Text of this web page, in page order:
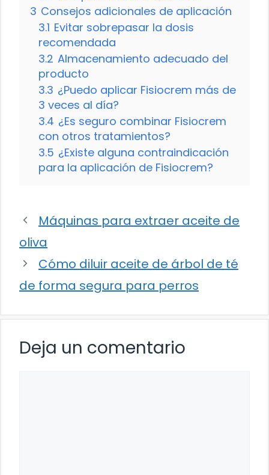
3 Consejos adicionales de aplicación
3.1 Evitar sobrepasar la dosis
recomendada
3.2 Almacenamiento adecuado del
producto
3.3 ¿Puedo aplicar Fisiocrem más de
3 veces al día?
3.4 ¿Es seguro combinar Fisiocrem
con otros tratamientos?
3.5 ¿Existe alguna contraindicación
para la aplicación de Fisiocrem?
Máquinas para extraer aceite de
oliva
Cómo diluir aceite de árbol de té
de forma segura para perros
Deja un comentario